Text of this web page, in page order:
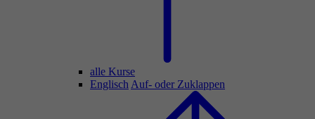
alle Kurse
Englisch Auf- oder Zuklappen